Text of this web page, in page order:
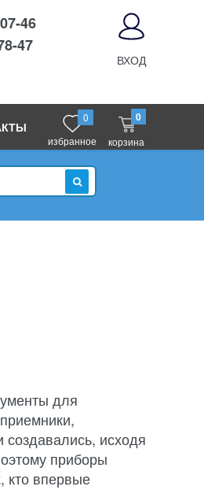
46
47
ВХОД
0
избранное
0
корзина
ИСКАТЬ
для
исходя
приборы
кто впервые